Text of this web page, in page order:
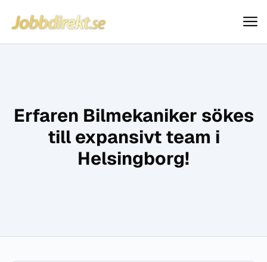
Hoppa till innehåll
Jobbdirekt
Erfaren Bilmekaniker sökes
till expansivt team i
Helsingborg!